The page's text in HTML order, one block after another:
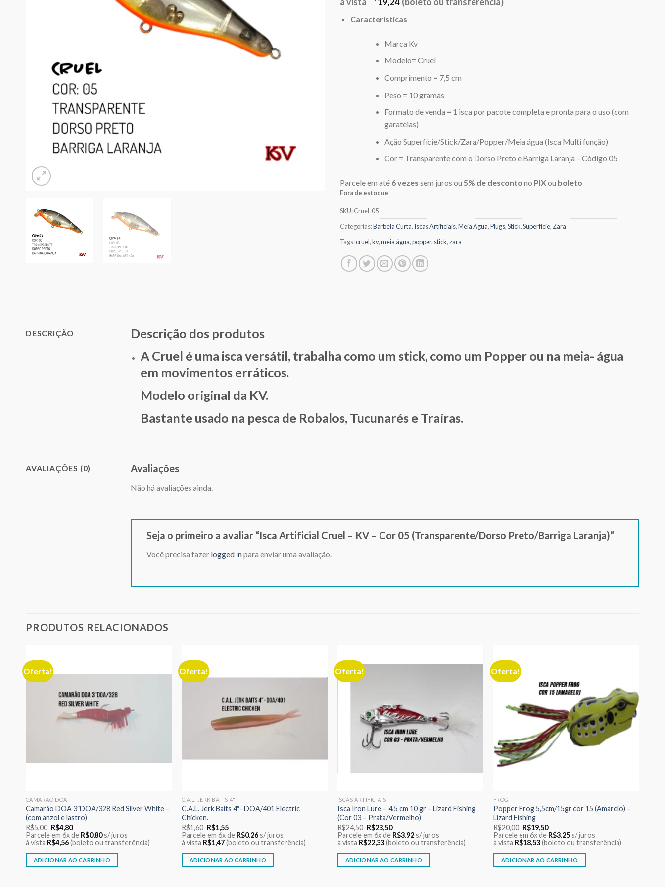
Características
Marca Kv
Modelo= Cruel
Comprimento = 7,5 cm
Peso = 10 gramas
Formato de venda = 1 isca por pacote completa e pronta para o uso (com
garateias)
Ação Superfície/Stick/Zara/Popper/Meia água (Isca Multi função)
Cor = Transparente com o Dorso Preto e Barriga Laranja – Código 05
Parcele em até 6 vezes sem juros ou 5% de desconto no PIXou boleto
Fora de estoque
SKU:Cruel-05
Categorias:Barbela Curta, Iscas Artificiais,Meia Água,Plugs,Stick,Superfície, Zara
Tags:cruel,kv,meia água,popper, stick,zara
DESCRIÇÃO
Descrição dos produtos
A Cruel é uma isca versátil, trabalha como um stick, como um Popper ou na meia- água
em movimentos erráticos.
Modelo original da KV.
Bastante usado na pesca de Robalos, Tucunarés e Traíras.
AVALIAÇÕES (0) Avaliações
Não há avaliações ainda.
Seja o primeiro a avaliar “Isca Artificial Cruel – KV – Cor 05 (Transparente/Dorso Preto/Barriga Laranja)”
Você precisa fazer logged inpara enviar uma avaliação.
PRODUTOS RELACIONADOS
Oferta!
Adicionar
CAMARÃO DOA
Camarão DOA 3″DOA/328 Red Silver White –
(com anzol e lastro)
R$5,00 O
preço
original
era:
R$5,00.
R$4,80O
preço
atual
é:
R$4,80.
Parcele em 6x de R$0,80s/ juros
à vista R$4,56(boleto ou transferência)
ADICIONAR AO CARRINHO
Oferta!
aos meus
C.A.L. JERK BAITS 4"
C.A.L. Jerk Baits 4″- DOA/401 Electric
Chicken.
R$1,60 O
preço
original
era:
R$1,60.
R$1,55O
preço
atual
é:
R$1,55.
Parcele em 6x de R$0,26s/ juros
à vista R$1,47(boleto ou transferência)
ADICIONAR AO CARRINHO
Oferta!
ISCAS ARTIFICIAIS
Isca Iron Lure – 4,5 cm 10 gr – Lizard Fishing
(Cor 03 – Prata/Vermelho)
R$24,50 O
preço
original
era:
R$24,50.
R$23,50O
preço
atual
é:
R$23,50.
Parcele em 6x de R$3,92s/ juros
à vista R$22,33(boleto ou transferência)
ADICIONAR AO CARRINHO
Oferta!
desejos
FROG
Popper Frog 5,5cm/15gr cor 15 (Amarelo) –
Lizard Fishing
R$20,00 O
preço
original
era:
R$20,00.
R$19,50O
preço
atual
é:
R$19,50.
Parcele em 6x de R$3,25s/ juros
à vista R$18,53(boleto ou transferência)
ADICIONAR AO CARRINHO